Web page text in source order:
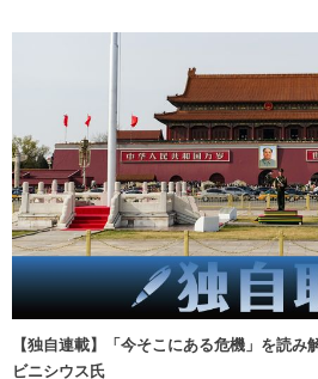
【独自連載】「今そこにある危機」を読
ビニシウス氏